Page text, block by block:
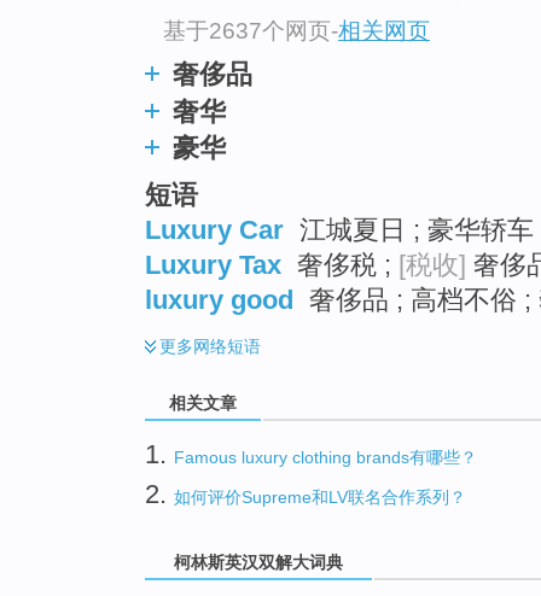
基于2637个网页-相关网页
奢侈品
奢华
豪华
短语
Luxury Car 江城夏日 ; 豪华轿
Luxury Tax 奢侈税 ; [税收] 奢侈
luxury good 奢侈品 ; 高档不俗 ;
更多网络短语
相关文章
1. Famous luxury clothing brands有哪些？
2. 如何评价Supreme和LV联名合作系列？
柯林斯英汉双解大词典